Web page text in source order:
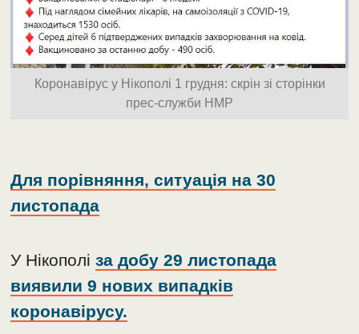
Коронавірус у Нікополі 1 грудня: скрін зі сторінки
прес-служби НМР
Для порівняння, ситуація на 30
листопада
У Нікополіза добу 29 листопада
виявили 9 нових випадків
коронавірусу.